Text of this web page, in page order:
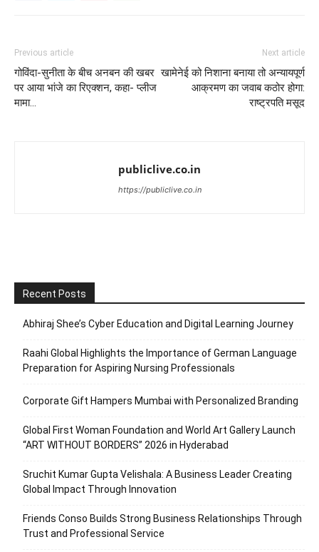
Previous article
गोविंदा-सुनीता के बीच अनबन की खबर
पर आया भांजे का रिएक्शन, कहा- प्लीज
मामा…
Next article
खामेनेई को निशाना बनाया तो अन्यायपूर्ण
आक्रमण का जवाब कठोर होगा:
राष्ट्रपति मसूद
publiclive.co.in
https://publiclive.co.in
Recent Posts
Abhiraj Shee’s Cyber Education and Digital Learning Journey
Raahi Global Highlights the Importance of German Language
Preparation for Aspiring Nursing Professionals
Corporate Gift Hampers Mumbai with Personalized Branding
Global First Woman Foundation and World Art Gallery Launch
“ART WITHOUT BORDERS” 2026 in Hyderabad
Sruchit Kumar Gupta Velishala: A Business Leader Creating
Global Impact Through Innovation
Friends Conso Builds Strong Business Relationships Through
Trust and Professional Service